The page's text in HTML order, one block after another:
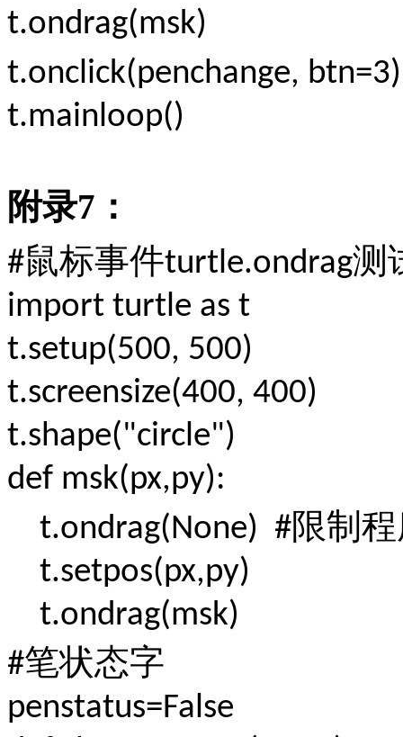
t.ondrag(msk)
t.onclick(penchange,
t.mainloop()
附录7 ：
#鼠标事件turtle.ondrag测
import turtle as t
t.setup(500, 500)
t.screensize(400, 400)
t.shape("circle")
def msk(px,py):
t.ondrag(None) #限制
t.setpos(px,py)
t.ondrag(msk)
#笔状态字
penstatus=False